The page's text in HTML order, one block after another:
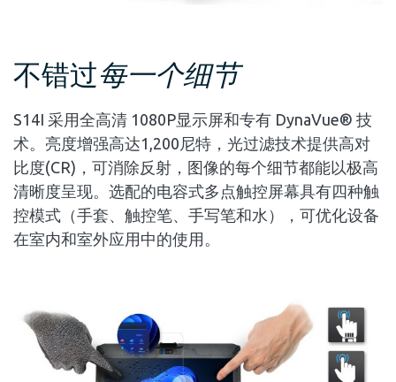
不错过每一个细节
S14I 采用全高清 1080P显示屏和专有 DynaVue® 技
术。亮度增强高达1,200尼特，光过滤技术提供高对
比度(CR)，可消除反射，图像的每个细节都能以极高
清晰度呈现。选配的电容式多点触控屏幕具有四种触
控模式（手套、触控笔、手写笔和水），可优化设备
在室内和室外应用中的使用。